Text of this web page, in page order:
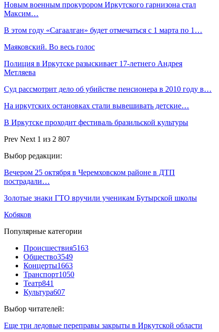
Новым военным прокурором Иркутского гарнизона стал
Максим…
В этом году «Сагаалган» будет отмечаться с 1 марта по 1…
Маяковский. Во весь голос
Полиция в Иркутске разыскивает 17-летнего Андрея
Метляева
Суд рассмотрит дело об убийстве пенсионера в 2010 году в…
На иркутских остановках стали вывешивать детские…
В Иркутске проходит фестиваль бразильской культуры
Prev Next 1 из 2 807
Выбор редакции:
Вечером 25 октября в Черемховском районе в ДТП
пострадали…
Золотые знаки ГТО вручили ученикам Бутырской школы
Кобяков
Популярные категории
Происшествия5163
Общество3549
Концерты1663
Транспорт1050
Театр841
Культура607
Выбор читателей:
Еще три ледовые переправы закрыты в Иркутской области